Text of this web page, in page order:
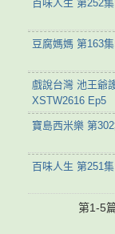
百味人生 第252
豆腐媽媽 第163
戲說台灣 池王爺
XSTW2616 Ep5
寶島西米樂 第
百味人生 第251
第1-5